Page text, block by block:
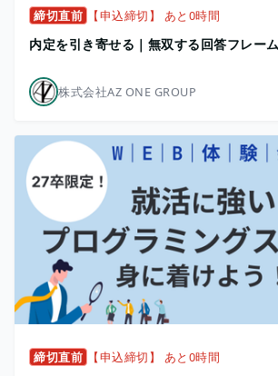
締切直前 【申込締切】 あと0時間
内定を引き寄せる｜無双する回答フレー
株式会社AZ ONE GROUP
締切直前 【申込締切】 あと0時間